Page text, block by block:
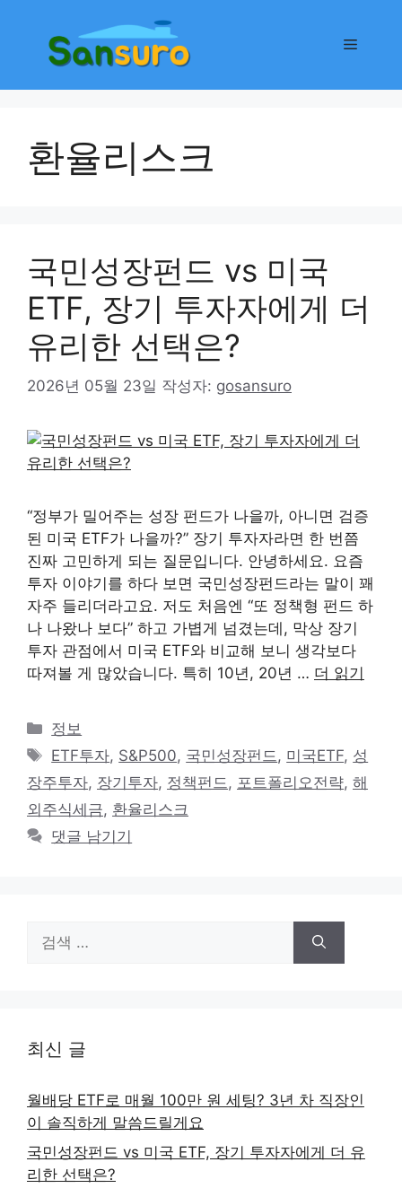
메
환율리스크
국민성장펀드 vs 미국
ETF, 장기 투자자에게 더
유리한 선택은?
2026년 05월 23일 작성자: gosansuro
“정부가 밀어주는 성장 펀드가 나을까, 아니면 검증
된 미국 ETF가 나을까?” 장기 투자자라면 한 번쯤
진짜 고민하게 되는 질문입니다. 안녕하세요. 요즘
투자 이야기를 하다 보면 국민성장펀드라는 말이 꽤
자주 들리더라고요. 저도 처음엔 “또 정책형 펀드 하
나 나왔나 보다” 하고 가볍게 넘겼는데, 막상 장기
투자 관점에서 미국 ETF와 비교해 보니 생각보다
따져볼 게 많았습니다. 특히 10년, 20년 … 더 읽기
카
테
리
정보
태
그
ETF투자, S&P500, 국민성장펀드 , 미국ETF, 성
장주투자, 장기투자, 정책펀드 , 포트폴리오전략, 해
외주식세금, 환율리스크
댓글 남기기
색:
최신 글
월배당 ETF로 매월 100만 원 세팅? 3년 차 직장인
이 솔직하게 말씀드릴게요
국민성장펀드 vs 미국 ETF, 장기 투자자에게 더 유
리한 선택은?